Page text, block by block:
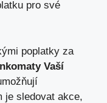
pro své
poplatky za
Vaší
je sledovat akce,